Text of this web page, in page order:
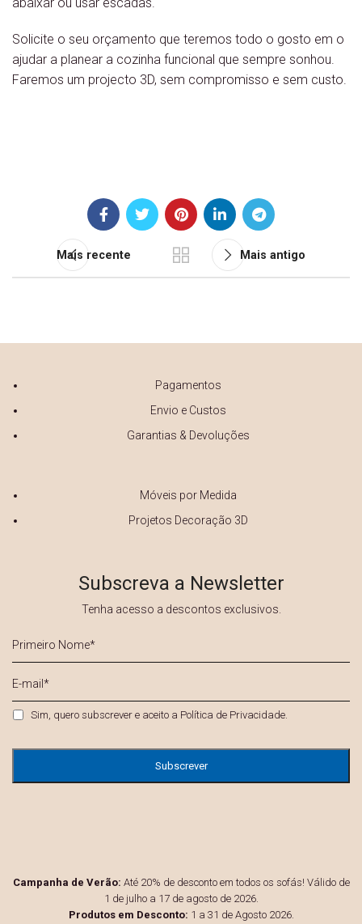
Solicite o seu orçamento que teremos todo o gosto em o
ajudar a planear a cozinha funcional que sempre sonhou.
Faremos um projecto 3D, sem compromisso e sem custo.
Mais recente Mais antigo
Pagamentos
Envio e Custos
Garantias & Devoluções
Móveis por Medida
Projetos Decoração 3D
Subscreva a Newsletter
Tenha acesso a descontos exclusivos.
Nome
*
mail
Privacidade *
Sim, quero subscrever e aceito a Política de Privacidade
Campanha de Verão: Até 20% de desconto em todos os sofás! Válido de
1 de julho a 17 de agosto de 2026.
Produtos em Desconto: 1 a 31 de Agosto 2026.